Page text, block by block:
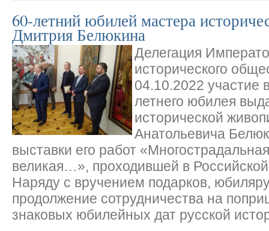
60-летний юбилей мастера
Дмитрия Белюкина
Делегация
исторического
04.10.2022 участие
летнего юбилея
исторической
Анатольевича
выставки его работ
великая…», проходившей в
Наряду с вручением подарков,
продолжение сотрудничества на
знаковых юбилейных дат русской